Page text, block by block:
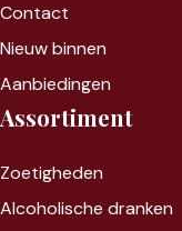
Contact
Nieuw binnen
Aanbiedingen
Assortiment
Zoetigheden
Alcoholische dranken